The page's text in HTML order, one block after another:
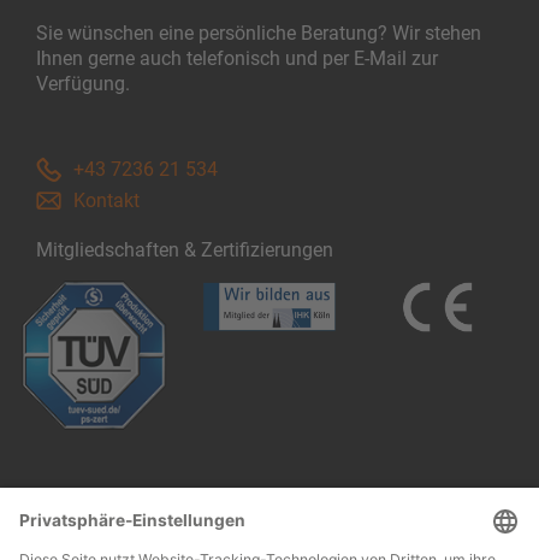
Sie wünschen eine persönliche Beratung? Wir stehen
Ihnen gerne auch telefonisch und per E-Mail zur
Verfügung.
+43 7236 21 534
Kontakt
Mitgliedschaften & Zertifizierungen